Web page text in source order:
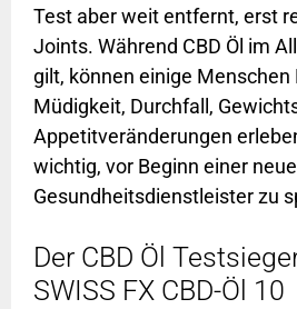
Test aber weit entfernt, erst
Joints. Während CBD Öl im
gilt, können einige
Müdigkeit, Durchfall,
Appetitveränderungen
wichtig, vor Beginn einer
Gesundheitsdienstleister zu
Der CBD Öl
SWISS FX CBD-Öl 10